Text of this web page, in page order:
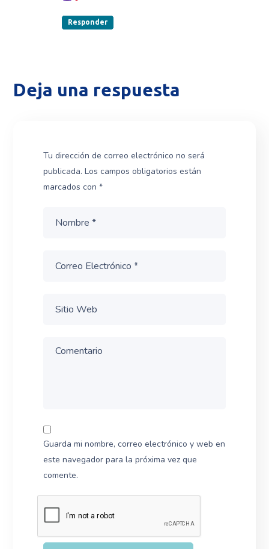
Responder
Deja una respuesta
Tu dirección de correo electrónico no será
publicada. Los campos obligatorios están
marcados con*
Guarda mi nombre, correo electrónico y web en
este navegador para la próxima vez que
comente.